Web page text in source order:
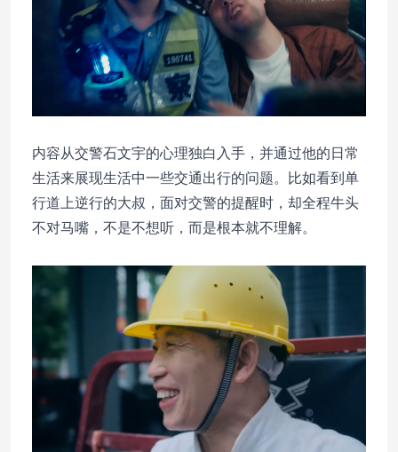
内容从交警石文宇的心理独白入手，并通过他的日常
生活来展现生活中一些交通出行的问题。比如看到单
行道上逆行的大叔，面对交警的提醒时，却全程牛头
不对马嘴，不是不想听，而是根本就不理解。